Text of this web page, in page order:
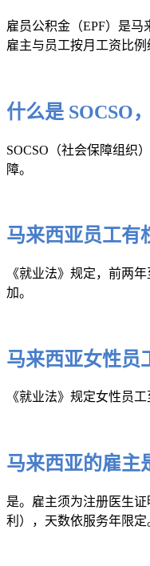
雇员公积金（EPF）是
雇主与员工按月工资比例
什么是 SOCSO
SOCSO（社会保障组织
障。
马来西亚员工有
《就业法》规定，前两
加。
马来西亚女性员
《就业法》规定女性员
马来西亚的雇主
是。雇主须为注册医生
利），天数依服务年限定